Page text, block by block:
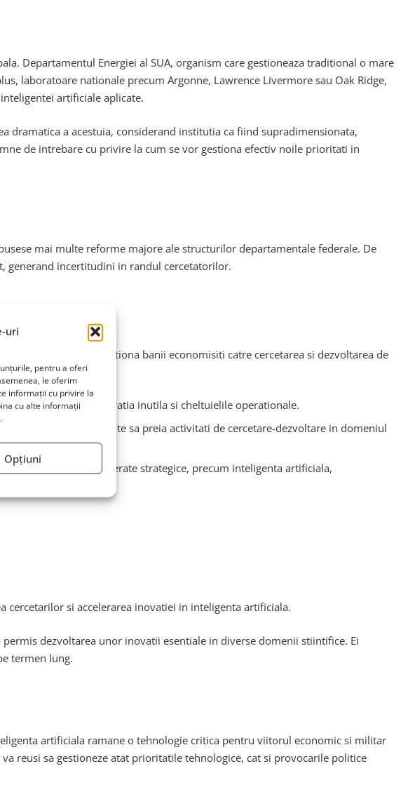
uri
pentru a oferi
le oferim
informații cu privire la
cu alte informații
Opțiuni
Departamentul Energiei al SUA, organism care gestioneaza traditional o mare
laboratoare nationale precum Argonne, Lawrence Livermore sau Oak Ridge,
artificiale aplicate.
dramatica a acestuia, considerand institutia ca fiind supradimensionata,
de intrebare cu privire la cum se vor gestiona efectiv noile prioritati in
mai multe reforme majore ale structurilor departamentale federale. De
generand incertitudini in randul cercetatorilor.
si de a directiona banii economisiti catre cercetarea si dezvoltarea de
concrete:
pentru a reduce birocratia inutila si cheltuielile operationale.
firmelor private sa preia activitati de cercetare-dezvoltare in domeniul
pe ariile considerate strategice, precum inteligenta artificiala,
si accelerarea inovatiei in inteligenta artificiala.
dezvoltarea unor inovatii esentiale in diverse domenii stiintifice. Ei
termen lung.
artificiala ramane o tehnologie critica pentru viitorul economic si militar
reusi sa gestioneze atat prioritatile tehnologice, cat si provocarile politice